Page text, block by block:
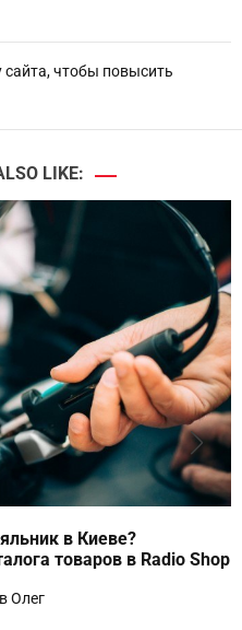
чтобы повысить
LIKE:
в Киеве?
товаров в Radio Shop
Олег